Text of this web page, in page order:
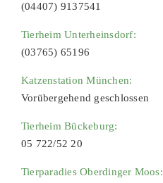
(04407) 9137541
Tierheim Unterheinsdorf:
(03765) 65196
Katzenstation München:
Vorübergehend geschlossen
Tierheim Bückeburg:
05 722/52 20
Tierparadies Oberdinger Moos: